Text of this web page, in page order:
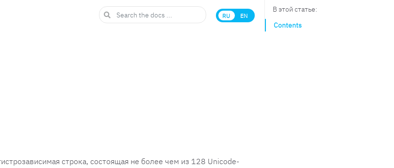
EN
RU
В этой статье:
Contents
строка, состоящая не более чем из 128 Unicode-